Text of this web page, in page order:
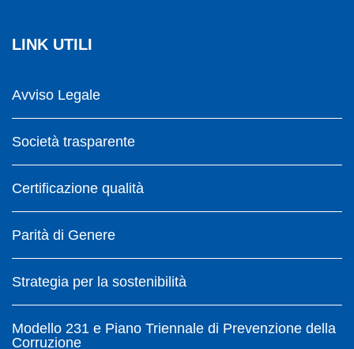
LINK UTILI
Avviso Legale
Società trasparente
Certificazione qualità
Parità di Genere
Strategia per la sostenibilità
Modello 231 e Piano Triennale di Prevenzione della
Corruzione